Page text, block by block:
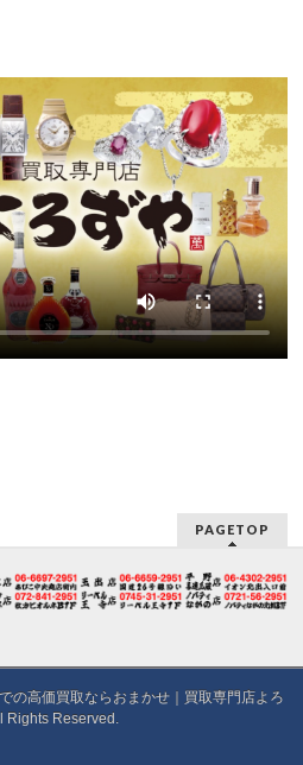
PAGETOP
の高価買取ならおまかせ｜買取専門店よろ
Rights Reserved.